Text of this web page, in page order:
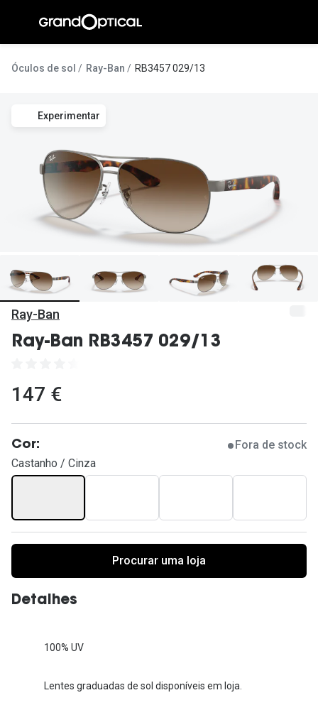
conteúdo
Pedro
Marta
Ayres
Inês
Óculos de sol Ray-Ban RB3457 029/13
Experimentar
Ray-Ban
Ray-Ban RB3457 029/13
147 €
Cor:
Fora de stock
Castanho / Cinza
Procurar uma loja
Detalhes
100% UV
Lentes graduadas de sol disponíveis em loja.